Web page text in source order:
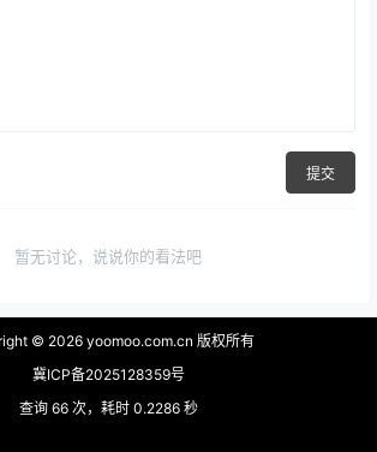
提交
暂无讨论，说说你的看法吧
© 2026 yoomoo.com.cn 版权所有
冀ICP备2025128359号
查询 66 次，耗时 0.2286 秒